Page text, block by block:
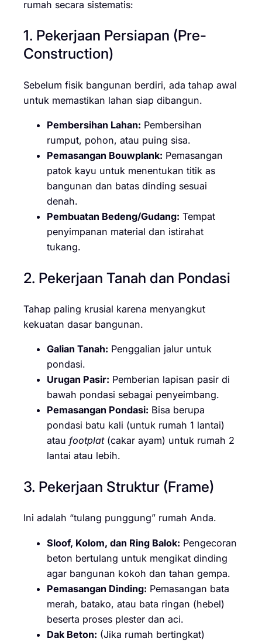
rumah secara sistematis:
1. Pekerjaan Persiapan (Pre-
Construction)
Sebelum fisik bangunan berdiri, ada tahap awal
untuk memastikan lahan siap dibangun.
Pembersihan Lahan: Pembersihan
rumput, pohon, atau puing sisa.
Pemasangan Bouwplank: Pemasangan
patok kayu untuk menentukan titik as
bangunan dan batas dinding sesuai
denah.
Pembuatan Bedeng/Gudang: Tempat
penyimpanan material dan istirahat
tukang.
2. Pekerjaan Tanah dan Pondasi
Tahap paling krusial karena menyangkut
kekuatan dasar bangunan.
Galian Tanah: Penggalian jalur untuk
pondasi.
Urugan Pasir: Pemberian lapisan pasir di
bawah pondasi sebagai penyeimbang.
Pemasangan Pondasi: Bisa berupa
pondasi batu kali (untuk rumah 1 lantai)
atau footplat(cakar ayam) untuk rumah 2
lantai atau lebih.
3. Pekerjaan Struktur (Frame)
Ini adalah “tulang punggung” rumah Anda.
Sloof, Kolom, dan Ring Balok: Pengecoran
beton bertulang untuk mengikat dinding
agar bangunan kokoh dan tahan gempa.
Pemasangan Dinding: Pemasangan bata
merah, batako, atau bata ringan (hebel)
beserta proses plester dan aci.
Dak Beton: (Jika rumah bertingkat)